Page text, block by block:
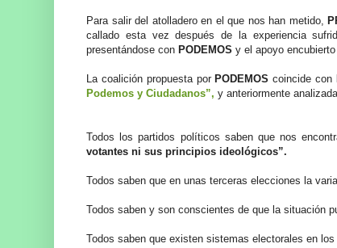
Para salir del atolladero en el que nos han metido,
callado esta vez después de la experiencia
presentándose con PODEMOS y el apoyo
La coalición propuesta por PODEMOS coincide con
Podemos y Ciudadanos”, y anteriormente
Todos los partidos políticos saben que nos
votantes ni sus principios ideológicos”.
Todos saben que en unas terceras elecciones la
Todos saben y son conscientes de que la situación
Todos saben que existen sistemas electorales en